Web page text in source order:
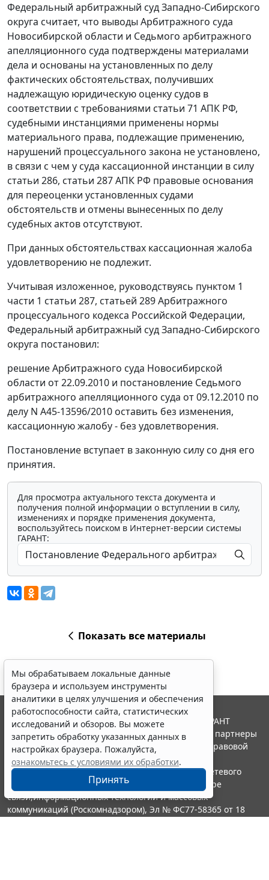
Федеральный арбитражный суд Западно-Сибирского
округа считает, что выводы Арбитражного суда
Новосибирской области и Седьмого арбитражного
апелляционного суда подтверждены материалами
дела и основаны на установленных по делу
фактических обстоятельствах, получивших
надлежащую юридическую оценку судов в
соответствии с требованиями статьи 71 АПК РФ,
судебными инстанциями применены нормы
материального права, подлежащие применению,
нарушений процессуального закона не установлено,
в связи с чем у суда кассационной инстанции в силу
статьи 286, статьи 287АПК РФ правовые основания
для переоценки установленных судами
обстоятельств и отмены вынесенных по делу
судебных актов отсутствуют.
При данных обстоятельствах кассационная жалоба
удовлетворению не подлежит.
Учитывая изложенное, руководствуясь пунктом 1
части 1 статьи 287, статьей 289Арбитражного
процессуального кодекса Российской Федерации,
Федеральный арбитражный суд Западно-Сибирского
округа постановил:
решение Арбитражного суда Новосибирской
области от 22.09.2010 и постановление Седьмого
арбитражного апелляционного суда от 09.12.2010 по
делу N А45-13596/2010 оставить без изменения,
кассационную жалобу - без удовлетворения.
Постановление вступает в законную силу со дня его
принятия.
Для просмотра актуального текста документа и
получения полной информации о вступлении в силу,
изменениях и порядке применения документа,
воспользуйтесь поиском в Интернет-версии системы
ГАРАНТ:
Показать все материалы
Мы обрабатываем локальные данные
браузера и используем инструменты
аналитики в целях улучшения и обеспечения
работоспособности сайта, статистических
исследований и обзоров. Вы можете
запретить обработку указанных данных в
настройках браузера. Пожалуйста,
ознакомьтесь с условиями их обработки.
Принять
© ООО "НПП "ГАРАНТ-СЕРВИС", 2026. Система ГАРАНТ
выпускается с 1990 года. Компания "Гарант" и ее партнеры
являются участниками Российской ассоциации правовой
информации ГАРАНТ.
Портал ГАРАНТ.РУ зарегистрирован в качестве сетевого
издания Федеральной службой по надзору в сфере
связи,информационных технологий и массовых
коммуникаций (Роскомнадзором), Эл № ФС77-58365 от 18